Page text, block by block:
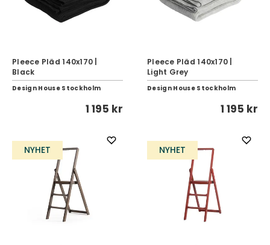
Pleece Pläd 140x170 |
Black
Design House Stockholm
1 195 kr
Pleece Pläd 140x170 |
Light Grey
Design House Stockholm
1 195 kr
NYHET NYHET